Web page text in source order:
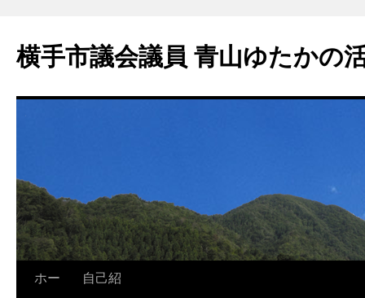
横手市議会議員 青山ゆたかの
ホー
自己紹